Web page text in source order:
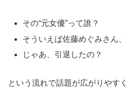
その“元女優”って誰？
そういえば佐藤めぐみさん
じゃあ、引退したの？
という流れで話題が広がりやす